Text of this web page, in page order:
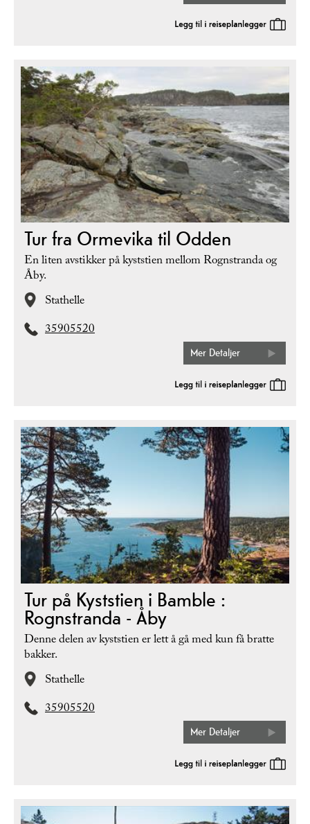
Tur fra Ormevika til Odden
En liten avstikker på kyststien mellom Rognstranda og
Åby.
Stathelle
35905520
Mer Detaljer
Tur på Kyststien i Bamble :
Rognstranda - Åby
Denne delen av kyststien er lett å gå med kun få bratte
bakker.
Stathelle
35905520
Mer Detaljer